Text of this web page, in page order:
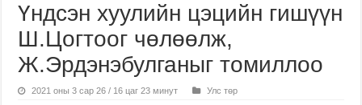
Үндсэн хуулийн цэцийн гишүүн
Ш.Цогтоог чөлөөлж,
Ж.Эрдэнэбулганыг томиллоо
2021 оны 3 сар 26 / 16 цаг 23 минут Улс төр